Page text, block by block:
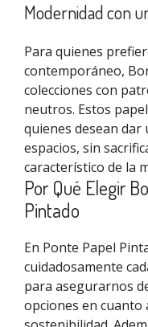
Modernidad con
Para quienes
contemporáneo,
colecciones con
neutros. Estos
quienes desean
espacios, sin
característico de la
Por Qué Elegir
Pintado
En Ponte Papel
cuidadosamente
para asegurarnos
opciones en cuanto